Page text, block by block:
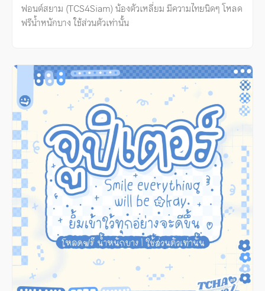
ฟอนต์สยาม (TCS4Siam) น้องตัวเหลี่ยม มีความไทยนิดๆ โหลด
ฟรีน้ำหนักบาง ใช้ส่วนตัวเท่านั้น